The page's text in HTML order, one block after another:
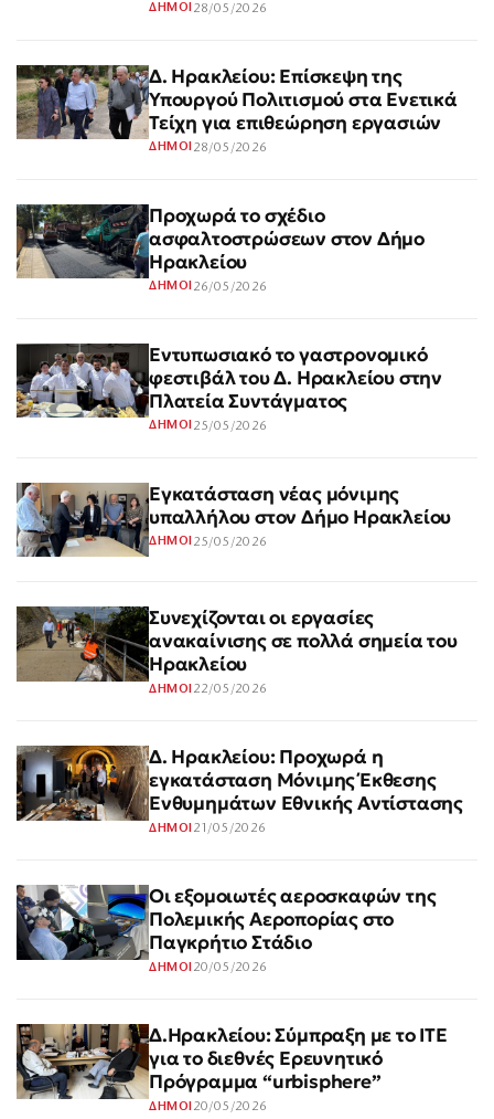
ΔΗΜΟΙ 28/05/2026
Δ. Ηρακλείου: Επίσκεψη της
Υπουργού Πολιτισμού στα Ενετικά
Τείχη για επιθεώρηση εργασιών
ΔΗΜΟΙ 28/05/2026
Προχωρά το σχέδιο
ασφαλτοστρώσεων στον Δήμο
Ηρακλείου
ΔΗΜΟΙ 26/05/2026
Εντυπωσιακό το γαστρονομικό
φεστιβάλ του Δ. Ηρακλείου στην
Πλατεία Συντάγματος
ΔΗΜΟΙ 25/05/2026
Εγκατάσταση νέας μόνιμης
υπαλλήλου στον Δήμο Ηρακλείου
ΔΗΜΟΙ 25/05/2026
Συνεχίζονται οι εργασίες
ανακαίνισης σε πολλά σημεία του
Ηρακλείου
ΔΗΜΟΙ 22/05/2026
Δ. Ηρακλείου: Προχωρά η
εγκατάσταση Μόνιμης Έκθεσης
Ενθυμημάτων Εθνικής Αντίστασης
ΔΗΜΟΙ 21/05/2026
Οι εξομοιωτές αεροσκαφών της
Πολεμικής Αεροπορίας στο
Παγκρήτιο Στάδιο
ΔΗΜΟΙ 20/05/2026
Δ.Ηρακλείου: Σύμπραξη με το ΙΤΕ
για το διεθνές Ερευνητικό
Πρόγραμμα “urbisphere”
ΔΗΜΟΙ 20/05/2026